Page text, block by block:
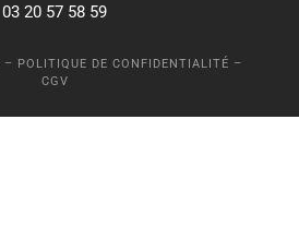
03 20 57 58 59
– POLITIQUE DE CONFIDENTIALITÉ –
CGV